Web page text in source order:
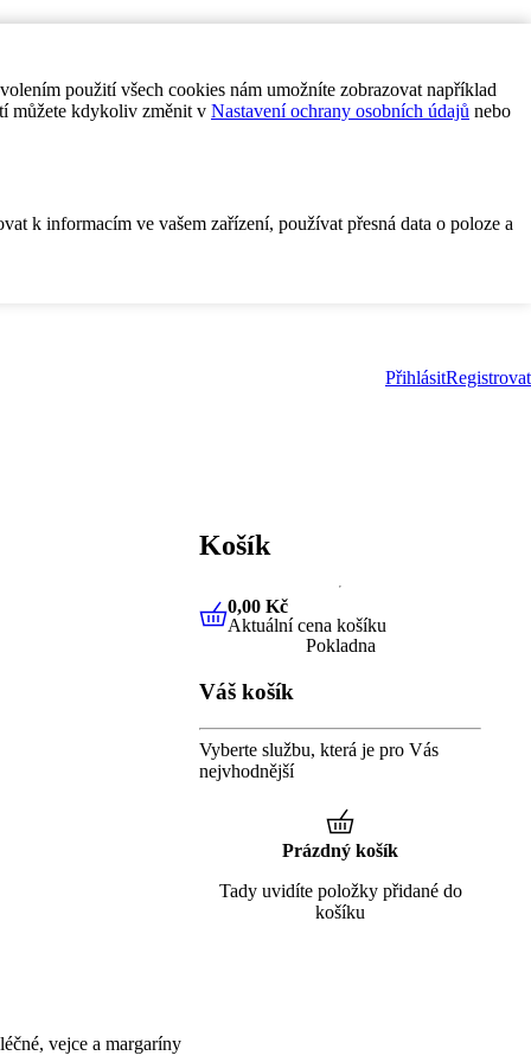
použití všech cookies nám umožníte zobrazovat například
můžete kdykoliv změnit v Nastavení ochrany osobních údajů nebo
k informacím ve vašem zařízení, používat přesná data o poloze a
PřihlásitRegistrovat
vejce a margaríny
Košík
0,00 KčAktuální cena košíku
0,00 Kč
Aktuální cena košíku
Pokladna
Váš košík
Vyberte službu, která je pro Vás
nejvhodnější
Prázdný košík
Tady uvidíte položky přidané do
košíku